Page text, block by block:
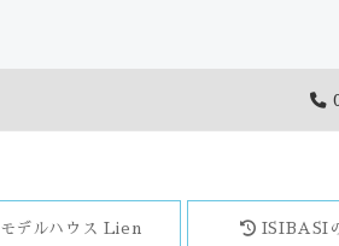
モデルハウス Lien ISIBASI